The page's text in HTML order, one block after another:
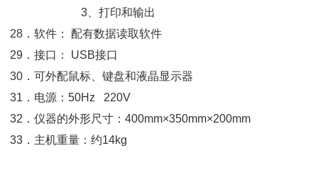
3、打印和输出
28．软件： 配有数据读取软件
29．接口： USB接口
30．可外配鼠标、键盘和液晶显示器
31．电源：50Hz 220V
32．仪器的外形尺寸：400mm×350mm×200mm
33．主机重量：约14kg